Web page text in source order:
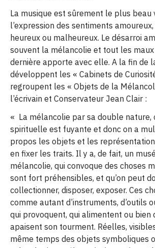
La musique est sûrement le plus beau
l’expression des sentiments amoureux,
heureux ou malheureux. Le désarroi
souvent la mélancolie et tout les
dernière apporte avec elle. A la fin de
développent les « Cabinets de
regroupent les « Objets de la
l’écrivain et Conservateur Jean Clair :
« La mélancolie par sa double nature,
spirituelle est fuyante et donc on a
propos les objets et les
en fixer les traits. Il y a, de fait, un
mélancolie, qui convoque des choses
sont fort préhensibles, et qu’on peut
collectionner, disposer, exposer. Ces
comme autant d’instruments, d’outils
qui provoquent, qui alimentent ou bien
apaisent son tourment. Réelles,
même temps des objets symboliques